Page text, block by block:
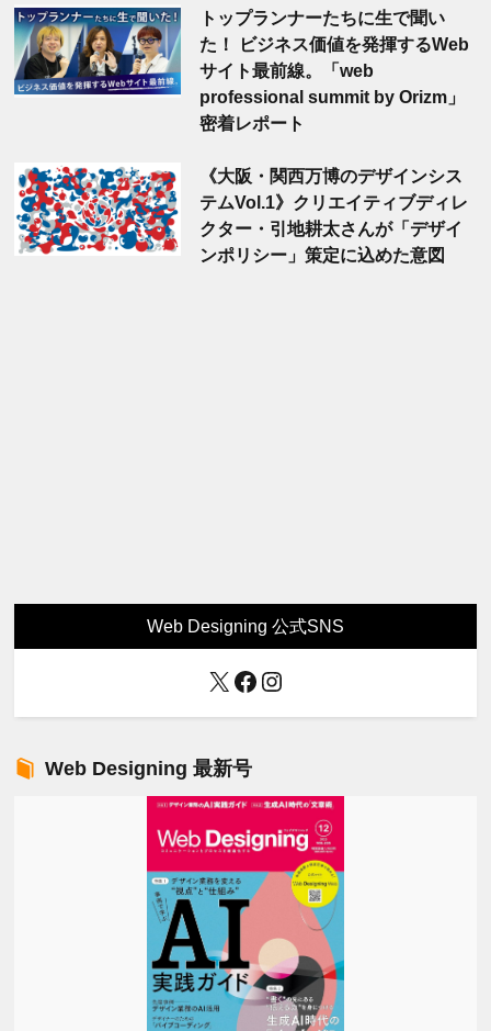
トップランナーたちに生で聞い
た！ ビジネス価値を発揮するWeb
サイト最前線。「web
professional summit by Orizm」
密着レポート
《大阪・関西万博のデザインシス
テムVol.1》クリエイティブディレ
クター・引地耕太さんが「デザイ
ンポリシー」策定に込めた意図
Web Designing 公式SNS
X Facebook
Instagram
Web Designing 最新号